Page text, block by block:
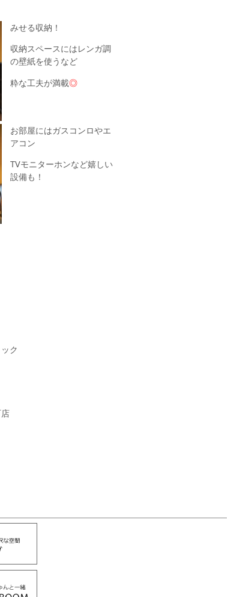
みせる収納！
収納スペースにはレンガ調
の壁紙を使うなど
粋な工夫が満載◎
お部屋にはガスコンロやエ
アコン
TVモニターホンなど嬉しい
設備も！
ク